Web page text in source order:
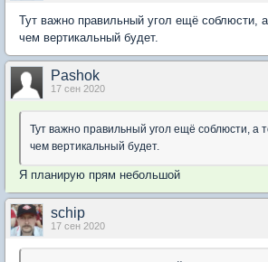
Тут важно правильный угол ещё соблюсти,
чем вертикальный будет.
Pashok
17 сен 2020
Тут важно правильный угол ещё соблюсти, а
чем вертикальный будет.
Я планирую прям небольшой
schip
17 сен 2020